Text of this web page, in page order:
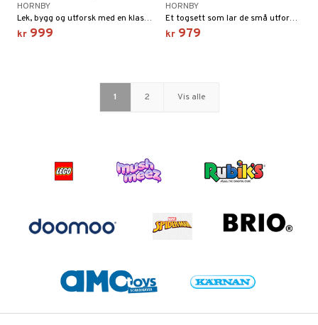
HORNBY
Lek, bygg og utforsk med en klassisk modelljernbane!
kr 999
HORNBY
Et togsett som lar de små utforske den spennende verdenen av modelljernbaner!
kr 979
1 2 Vis alle